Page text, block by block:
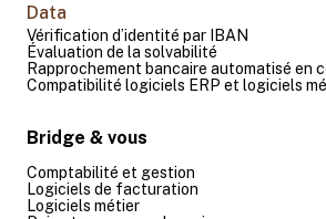
Data
Vérification d’identité par IBAN
Évaluation de la solvabilité
Rapprochement bancaire automatisé en
Compatibilité logiciels ERP et logiciels
Bridge & vous
Comptabilité et gestion
Logiciels de facturation
Logiciels métier